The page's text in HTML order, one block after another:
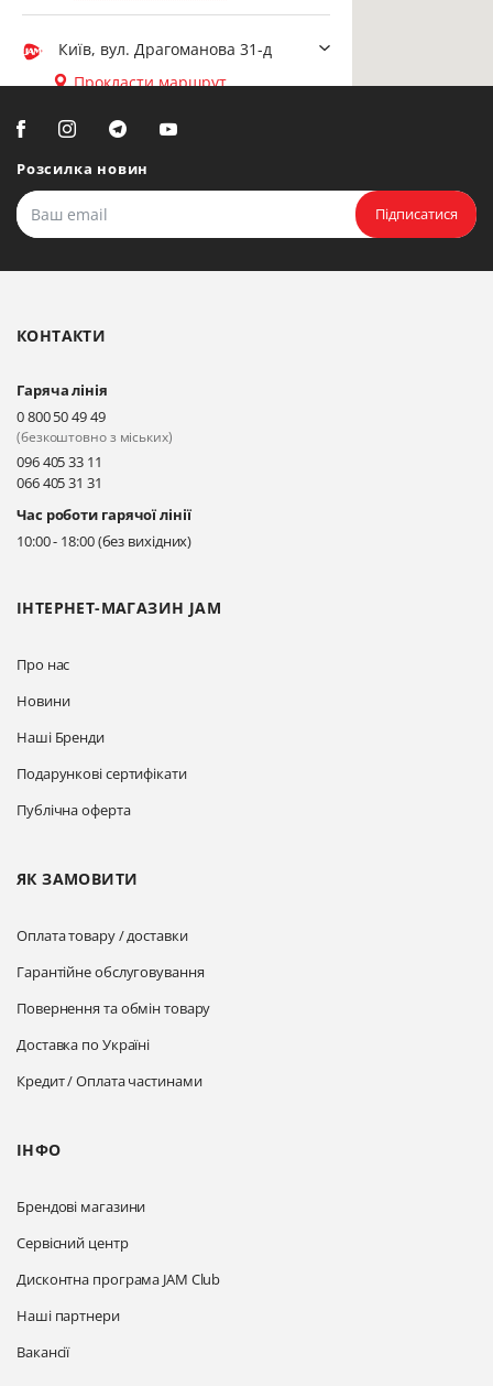
Київ, вул. Драгоманова 31-д
Прокласти маршрут
Біла Церква, вул. Ярослава
Мудрого, 20, офіс 108
Прокласти маршрут
Київ, вул. Драгоманова 31-д
Прокласти маршрут
Київ, вул. Драгоманова 31-д
Прокласти маршрут
Розсилка новин
Підписатися
ІНТЕРНЕТ-МАГАЗИН JAM
Про нас
Новини
Наші Бренди
Подарункові сертифікати
Публічна оферта
ЯК ЗАМОВИТИ
Оплата товару / доставки
Гарантійне обслуговування
Повернення та обмін товару
Доставка по Україні
Кредит / Оплата частинами
ІНФО
Брендові магазини
Сервісний центр
Дисконтна програма JAM Club
Наші партнери
Вакансії
КОНТАКТИ
Гаряча лінія
0 800 50 49 49
(безкоштовно з міських)
096 405 33 11
066 405 31 31
Час роботи гарячої лінії
10:00 - 18:00 (без вихідних)